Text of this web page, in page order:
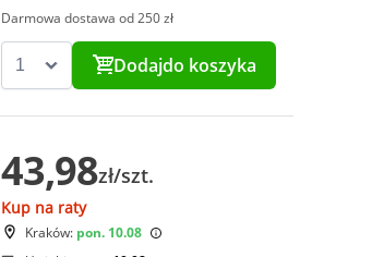
Darmowa dostawa od 250 zł
Dodajdo koszyka
43,98zł/szt.
Kup na raty
Kraków: pon. 10.08